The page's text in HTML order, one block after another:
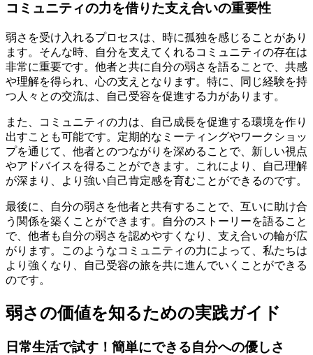
コミュニティの力を借りた支え合いの重要性
弱さを受け入れるプロセスは、時に孤独を感じることがあり
ます。そんな時、自分を支えてくれるコミュニティの存在は
非常に重要です。他者と共に自分の弱さを語ることで、共感
や理解を得られ、心の支えとなります。特に、同じ経験を持
つ人々との交流は、自己受容を促進する力があります。
また、コミュニティの力は、自己成長を促進する環境を作り
出すことも可能です。定期的なミーティングやワークショッ
プを通じて、他者とのつながりを深めることで、新しい視点
やアドバイスを得ることができます。これにより、自己理解
が深まり、より強い自己肯定感を育むことができるのです。
最後に、自分の弱さを他者と共有することで、互いに助け合
う関係を築くことができます。自分のストーリーを語ること
で、他者も自分の弱さを認めやすくなり、支え合いの輪が広
がります。このようなコミュニティの力によって、私たちは
より強くなり、自己受容の旅を共に進んでいくことができる
のです。
弱さの価値を知るための実践ガイド
日常生活で試す！簡単にできる自分への優しさ